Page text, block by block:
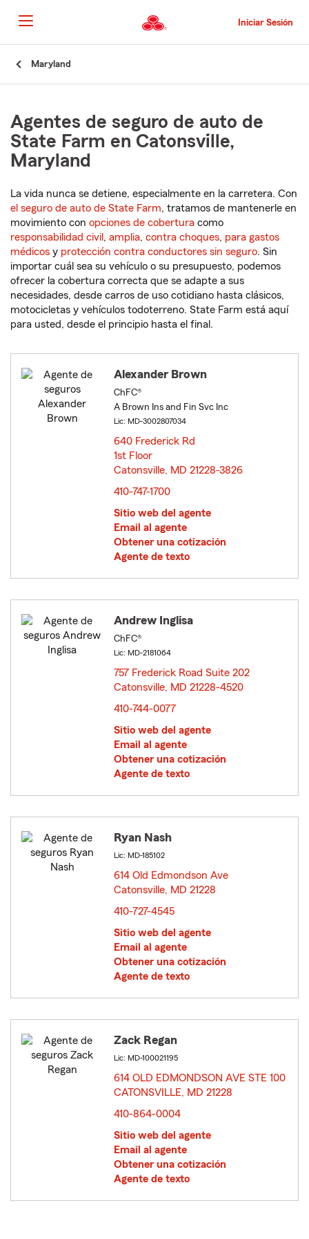
al
contenido
principal
Iniciar Sesión
Maryland
Agentes de seguro de auto de
State Farm en Catonsville,
Maryland
La vida nunca se detiene, especialmente en la carretera. Con
el seguro de auto de State Farm, tratamos de mantenerle en
movimiento con opciones de cobertura como
responsabilidad civil , amplia, contra choques, para gastos
médicos y protección contra conductores sin seguro. Sin
importar cuál sea su vehículo o su presupuesto, podemos
ofrecer la cobertura correcta que se adapte a sus
necesidades, desde carros de uso cotidiano hasta clásicos,
motocicletas y vehículos todoterreno. State Farm está aquí
para usted, desde el principio hasta el final.
Alexander Brown
ChFC®
A Brown Ins and Fin Svc Inc
Lic: MD-3002807034
640 Frederick Rd
1st Floor
Catonsville, MD 21228-3826
410-747-1700
Sitio web del agente
Email al agente
Obtener una cotización
Agente de texto
Andrew Inglisa
ChFC®
Lic: MD-2181064
757 Frederick Road Suite 202
Catonsville, MD 21228-4520
410-744-0077
Sitio web del agente
Email al agente
Obtener una cotización
Agente de texto
Ryan Nash
Lic: MD-185102
614 Old Edmondson Ave
Catonsville, MD 21228
410-727-4545
Sitio web del agente
Email al agente
Obtener una cotización
Agente de texto
Zack Regan
Lic: MD-100021195
614 OLD EDMONDSON AVE STE 100
CATONSVILLE, MD 21228
410-864-0004
Sitio web del agente
Email al agente
Obtener una cotización
Agente de texto